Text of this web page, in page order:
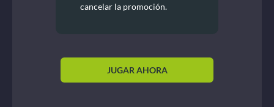
cancelar la promoción.
JUGAR AHORA